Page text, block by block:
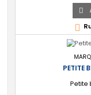


PETITE
Petite